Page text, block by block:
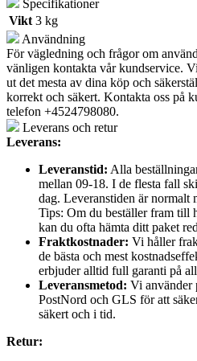
Specifikationer
Vikt 3 kg
Användning
För vägledning och frågor om
vänligen kontakta vår kundservice.
ut det mesta av dina köp och
korrekt och säkert. Kontakta oss på
telefon +4524798080.
Leverans och retur
Leverans:
Leveranstid: Alla
mellan 09-18. I de flesta fall
dag. Leveranstiden är normalt
Tips: Om du beställer fram till
kan du ofta hämta ditt paket
Fraktkostnader: Vi håller
de bästa och mest
erbjuder alltid full garanti på
Leveransmetod: Vi använder
PostNord och GLS för att
säkert och i tid.
Retur: